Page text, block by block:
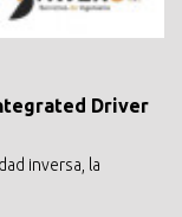
Driver
inversa, la